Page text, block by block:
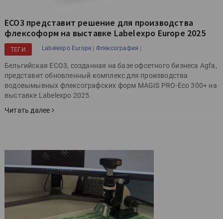
ECO3 представит решение для производства
флексоформ на выставке Labelexpo Europe 2025
ТЕГИ Labelexpo Europe | Флексография |
Бельгийская ECO3, созданная на базе офсетного бизнеса Agfa,
представит обновленный комплекс для производства
водовымывных флексографских форм MAGIS PRO-Eco 300+ на
выставке Labelexpo 2025.
Читать далее